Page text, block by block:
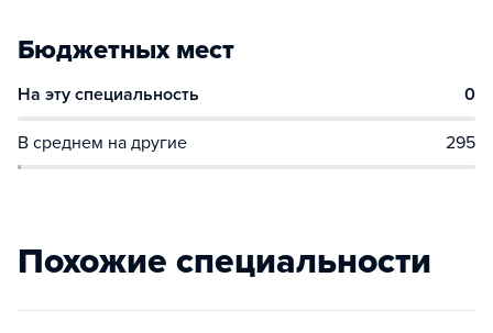
Бюджетных мест
На эту специальность 0
В среднем на другие 295
Похожие специальности